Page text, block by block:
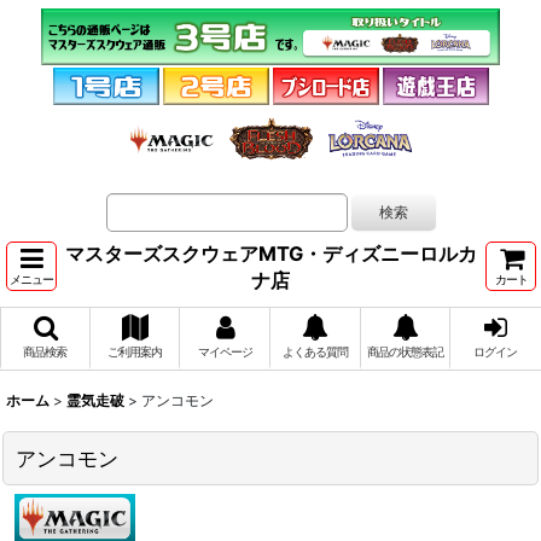
メニュー
マスターズスクウェアMTG・ディズニーロルカ
ナ店
カート
商品検索 ご利用案内 マイページ よくある質問 商品の状態表記 ログイン
ホーム > 霊気走破 > アンコモン
アンコモン